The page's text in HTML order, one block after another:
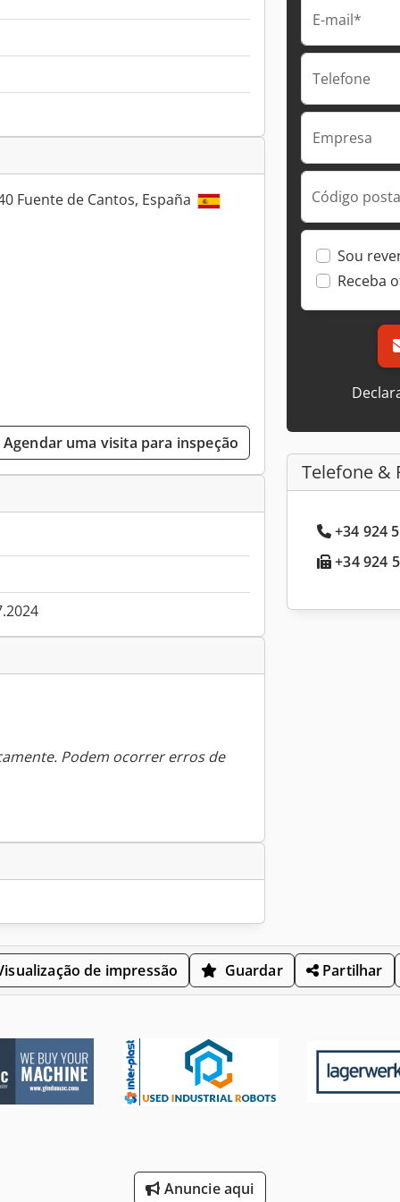
Fuente de Cantos, España
Agendar uma visita para inspeção
Podem ocorrer erros de
E-mail*
Telefone
Empresa
Código
Sou
Receba
Telefone &
+34 924
+34 924
de impressão Guardar Partilhar
Anuncie aqui